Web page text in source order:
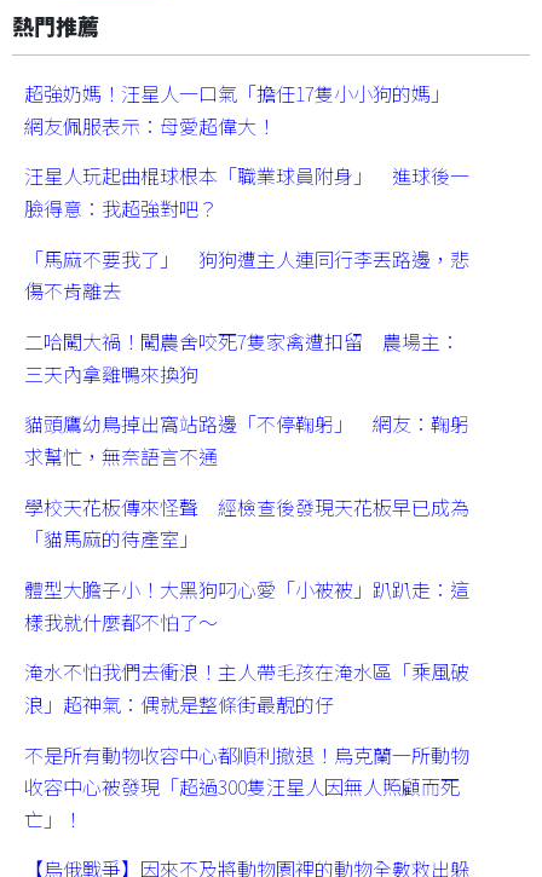
熱門推薦
超強奶媽！汪星人一口氣「擔任17隻小小狗的媽」
網友佩服表示：母愛超偉大！
汪星人玩起曲棍球根本「職業球員附身」 進球後一
臉得意：我超強對吧？
「馬麻不要我了」 狗狗遭主人連同行李丟路邊，悲
傷不肯離去
二哈闖大禍！闖農舍咬死7隻家禽遭扣留 農場主：
三天內拿雞鴨來換狗
貓頭鷹幼鳥掉出窩站路邊「不停鞠躬」 網友：鞠躬
求幫忙，無奈語言不通
學校天花板傳來怪聲 經檢查後發現天花板早已成為
「貓馬麻的待產室」
體型大膽子小！大黑狗叼心愛「小被被」趴趴走：這
樣我就什麼都不怕了～
淹水不怕我們去衝浪！主人帶毛孩在淹水區「乘風破
浪」超神氣：偶就是整條街最靚的仔
不是所有動物收容中心都順利撤退！烏克蘭一所動物
收容中心被發現「超過300隻汪星人因無人照顧而死
亡」！
【烏俄戰爭】因來不及將動物園裡的動物全數救出躲